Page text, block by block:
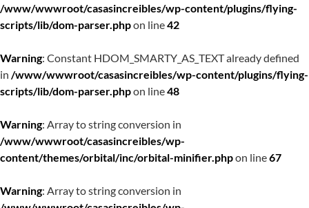
/www/wwwroot/casasincreibles/wp-content/plugins/flying-
scripts/lib/dom-parser.phpon line42
Warning: Constant HDOM_SMARTY_AS_TEXT already defined
in /www/wwwroot/casasincreibles/wp-content/plugins/flying-
scripts/lib/dom-parser.phpon line48
Warning: Array to string conversion in
/www/wwwroot/casasincreibles/wp-
content/themes/orbital/inc/orbital-minifier.phpon line67
Warning: Array to string conversion in